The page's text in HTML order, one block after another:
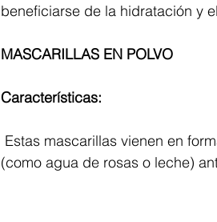
beneficiarse de la hidratación y
MASCARILLAS EN POLVO
Características:
Estas mascarillas vienen en
(como agua de rosas o leche)